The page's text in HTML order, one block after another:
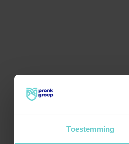
Toestemming